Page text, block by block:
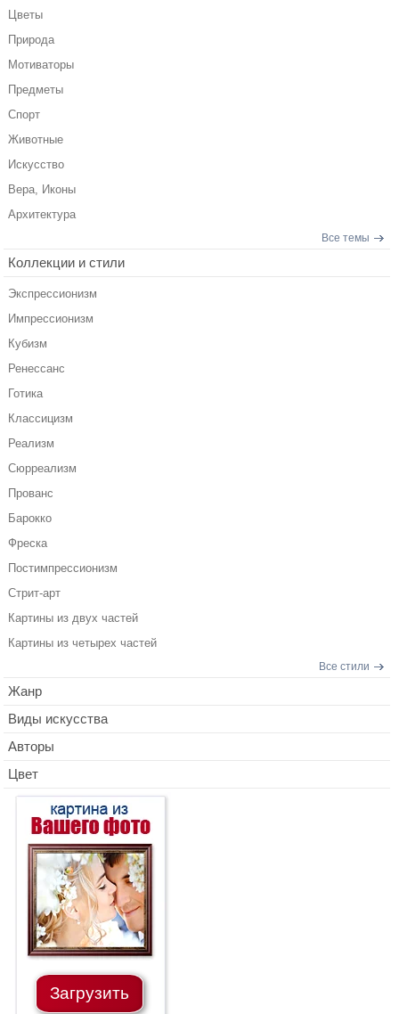
Цветы
Природа
Мотиваторы
Предметы
Спорт
Животные
Искусство
Вера, Иконы
Архитектура
Все темы
Коллекции и стили
Экспрессионизм
Импрессионизм
Кубизм
Ренессанс
Готика
Классицизм
Реализм
Сюрреализм
Прованс
Барокко
Фреска
Постимпрессионизм
Стрит-арт
Картины из двух частей
Картины из четырех частей
Все стили
Жанр
Виды искусства
Авторы
Цвет
Загрузить